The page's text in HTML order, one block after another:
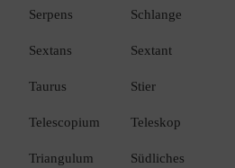
Serpens Schlange
Sextans Sextant
Taurus Stier
Telescopium Teleskop
Triangulum
Südliches